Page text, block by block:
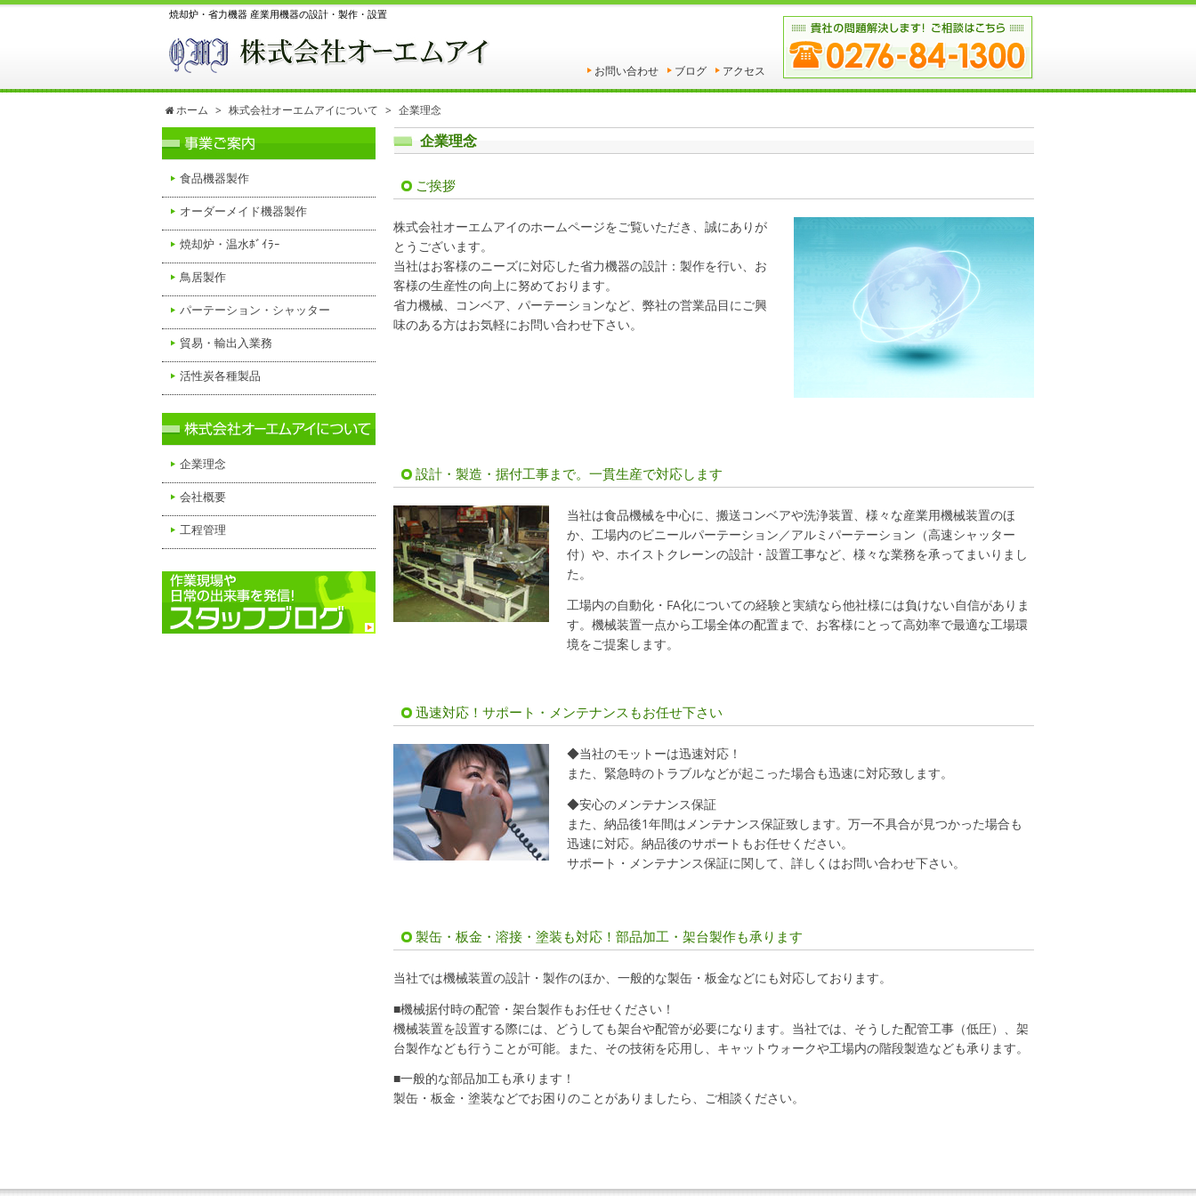
焼却炉・省力機器 産業用機器の設計・製作・設置
お問い合わせ ブログ アクセス
ホーム 株式会社オーエムアイについて 企業理念
企業理念
ご挨拶
株式会社オーエムアイのホームページをご覧いただき、誠にありが
とうございます。
当社はお客様のニーズに対応した省力機器の設計：製作を行い、お
客様の生産性の向上に努めております。
省力機械、コンベア、パーテーションなど、弊社の営業品目にご興
味のある方はお気軽にお問い合わせ下さい。
設計・製造・据付工事まで。一貫生産で対応します
当社は食品機械を中心に、搬送コンベアや洗浄装置、様々な産業用機械装置のほ
か、工場内のビニールパーテーション／アルミパーテーション（高速シャッター
付）や、ホイストクレーンの設計・設置工事など、様々な業務を承ってまいりまし
た。
工場内の自動化・FA化についての経験と実績なら他社様には負けない自信がありま
す。機械装置一点から工場全体の配置まで、お客様にとって高効率で最適な工場環
境をご提案します。
迅速対応！サポート・メンテナンスもお任せ下さい
◆当社のモットーは迅速対応！
また、緊急時のトラブルなどが起こった場合も迅速に対応致します。
◆安心のメンテナンス保証
また、納品後1年間はメンテナンス保証致します。万一不具合が見つかった場合も
迅速に対応。納品後のサポートもお任せください。
サポート・メンテナンス保証に関して、詳しくはお問い合わせ下さい。
製缶・板金・溶接・塗装も対応！部品加工・架台製作も承ります
当社では機械装置の設計・製作のほか、一般的な製缶・板金などにも対応しております。
■機械据付時の配管・架台製作もお任せください！
機械装置を設置する際には、どうしても架台や配管が必要になります。当社では、そうした配管工事（低圧）、架
台製作なども行うことが可能。また、その技術を応用し、キャットウォークや工場内の階段製造なども承ります。
■一般的な部品加工も承ります！
製缶・板金・塗装などでお困りのことがありましたら、ご相談ください。
食品機器製作
オーダーメイド機器製作
焼却炉・温水ﾎﾞｲﾗｰ
鳥居製作
パーテーション・シャッター
貿易・輸出入業務
活性炭各種製品
企業理念
会社概要
工程管理